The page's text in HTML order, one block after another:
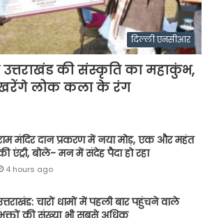
दिल्ली एनसीआर
की संस्कृति का महाकुंभ,
लोक कला के रंग
मंदिर दान प्रकरण में नया मोड़, एक और महंत
एंट्री, बोले- मन में संदेह पैदा हो रहा
4 hours ago
चारों धामों में पहली बार पहुंचने वाले
की संख्या भी सबसे अधिक